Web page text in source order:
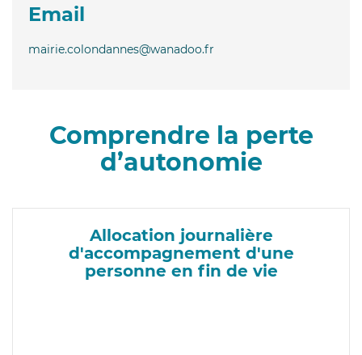
Email
mairie.colondannes@wanadoo.fr
Comprendre la perte
d’autonomie
Allocation journalière
d'accompagnement d'une
personne en fin de vie